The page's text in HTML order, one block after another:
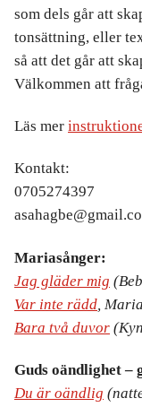
som dels går att
tonsättning, eller
så att det går att
Välkommen att
Läs mer
Kontakt:
0705274397
Mariasånger:
Jag gläder mig
Var inte rädd ,
Bara två duvor
Guds oändlighet –
Du är oändlig